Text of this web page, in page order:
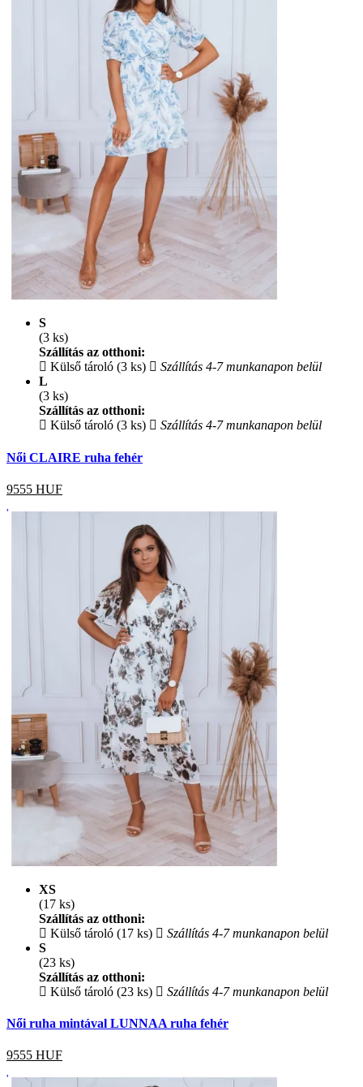
S
(3 ks)
Szállítás az otthoni:
Külső tároló (3 ks)
Szállítás 4-7 munkanapon belül
L
(3 ks)
Szállítás az otthoni:
Külső tároló (3 ks)
Szállítás 4-7 munkanapon belül
Női CLAIRE ruha fehér
9555 HUF
XS
(17 ks)
Szállítás az otthoni:
Külső tároló (17 ks)
Szállítás 4-7 munkanapon belül
S
(23 ks)
Szállítás az otthoni:
Külső tároló (23 ks)
Szállítás 4-7 munkanapon belül
Női ruha mintával LUNNAA ruha fehér
9555 HUF